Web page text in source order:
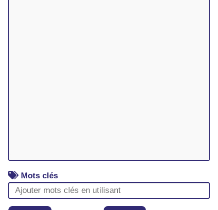
Mots clés